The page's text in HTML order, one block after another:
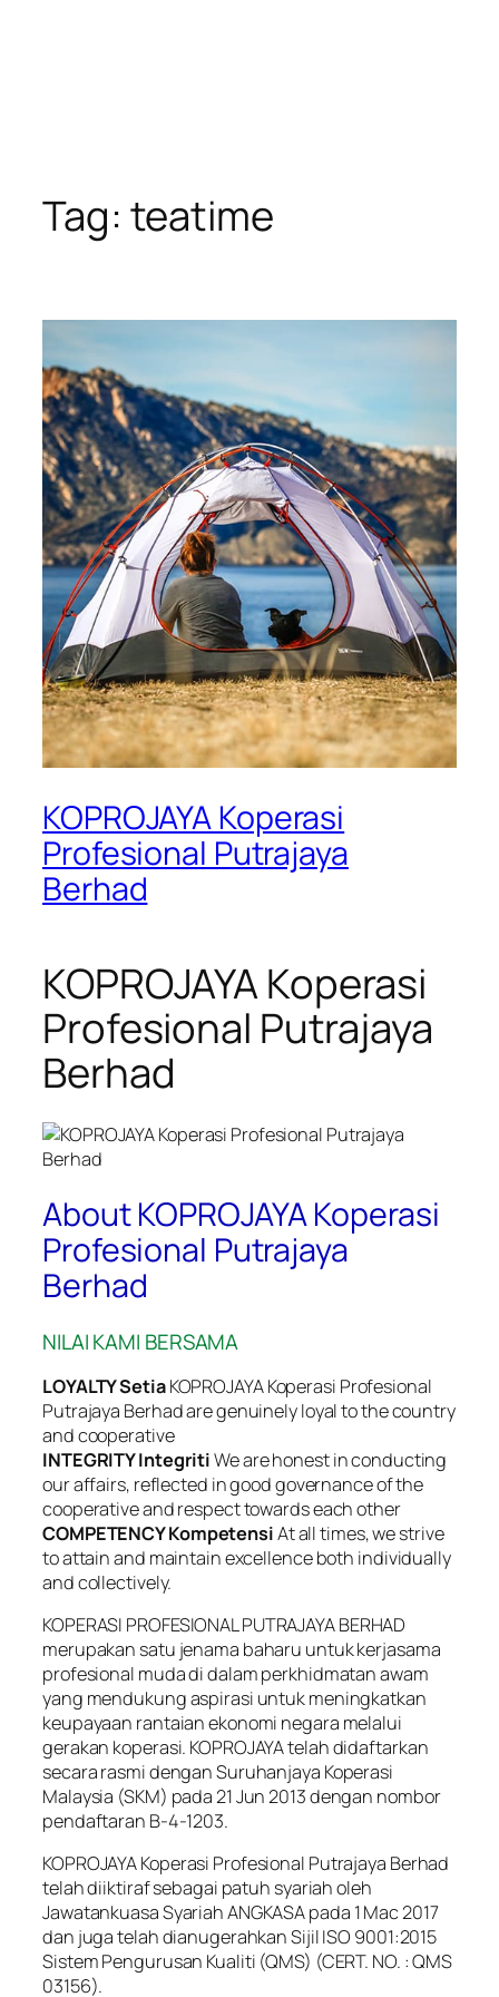
Tag: teatime
KOPROJAYA Koperasi
Profesional Putrajaya
Berhad
KOPROJAYA Koperasi
Profesional Putrajaya
Berhad
About KOPROJAYA Koperasi
Profesional Putrajaya
Berhad
NILAI KAMI BERSAMA
LOYALTY SetiaKOPROJAYA Koperasi Profesional
Putrajaya Berhad are genuinely loyal to the country
and cooperative
INTEGRITY IntegritiWe are honest in conducting
our affairs, reflected in good governance of the
cooperative and respect towards each other
COMPETENCY KompetensiAt all times, we strive
to attain and maintain excellence both individually
and collectively.
KOPERASI PROFESIONAL PUTRAJAYA BERHAD
merupakan satu jenama baharu untuk kerjasama
profesional muda di dalam perkhidmatan awam
yang mendukung aspirasi untuk meningkatkan
keupayaan rantaian ekonomi negara melalui
gerakan koperasi. KOPROJAYA telah didaftarkan
secara rasmi dengan Suruhanjaya Koperasi
Malaysia (SKM) pada 21 Jun 2013 dengan nombor
pendaftaran B-4-1203.
KOPROJAYA Koperasi Profesional Putrajaya Berhad
telah diiktiraf sebagai patuh syariah oleh
Jawatankuasa Syariah ANGKASA pada 1 Mac 2017
dan juga telah dianugerahkan Sijil ISO 9001:2015
Sistem Pengurusan Kualiti (QMS) (CERT. NO. : QMS
03156).